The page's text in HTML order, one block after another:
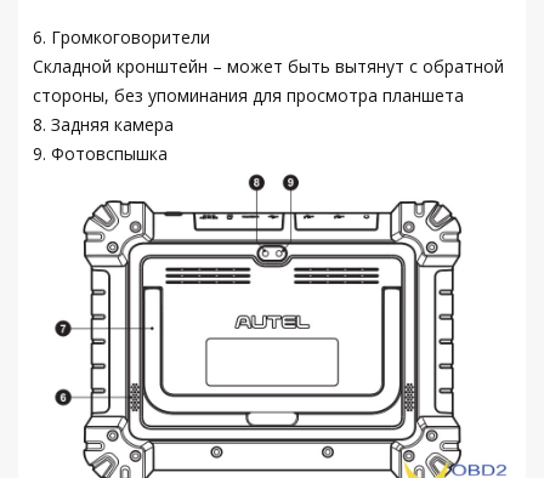
6. Громкоговорители
Складной кронштейн – может быть вытянут с обратной
стороны, без упоминания для просмотра планшета
8. Задняя камера
9. Фотовспышка